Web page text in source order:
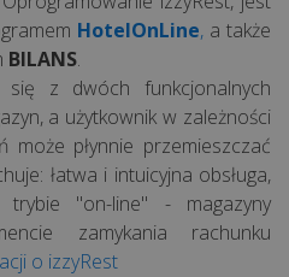
HotelOnLine, a także
BILANS.
się z dwóch funkcjonalnych
a użytkownik w zależności
może płynnie przemieszczać
łatwa i intuicyjna obsługa,
"on-line" - magazyny
zamykania rachunku
o izzyRest